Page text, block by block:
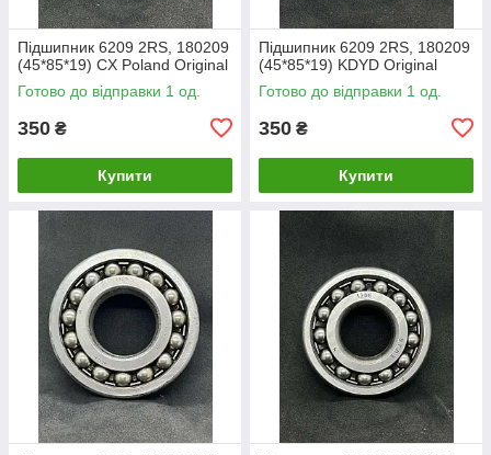
Підшипник 6209 2RS, 180209
(45*85*19) CX Poland Original
Готово до відправки 1 од.
350 ₴
Купити
Підшипник 6209 2RS, 180209
(45*85*19) KDYD Original
Готово до відправки 1 од.
350 ₴
Купити